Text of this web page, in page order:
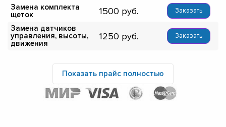
Замена комплекта
щеток
1500 Заказать
Замена датчиков
управления, высоты,
движения
1250 Заказать
Показать прайс полностью